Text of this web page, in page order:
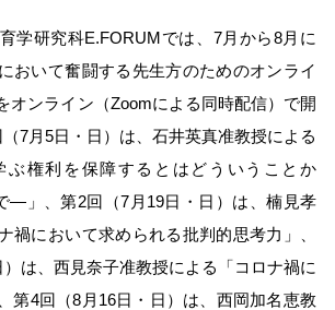
学研究科E.FORUMでは、7月から8月に
おいて奮闘する先生方のためのオンライ
オンライン（Zoomによる同時配信）で開
7月5日・日）は、石井英真准教授による
ぶ権利を保障するとはどういうことか
―」、第2回（7月19日・日）は、楠見孝
禍において求められる批判的思考力」、
は、西見奈子准教授による「コロナ禍に
第4回（8月16日・日）は、西岡加名恵教